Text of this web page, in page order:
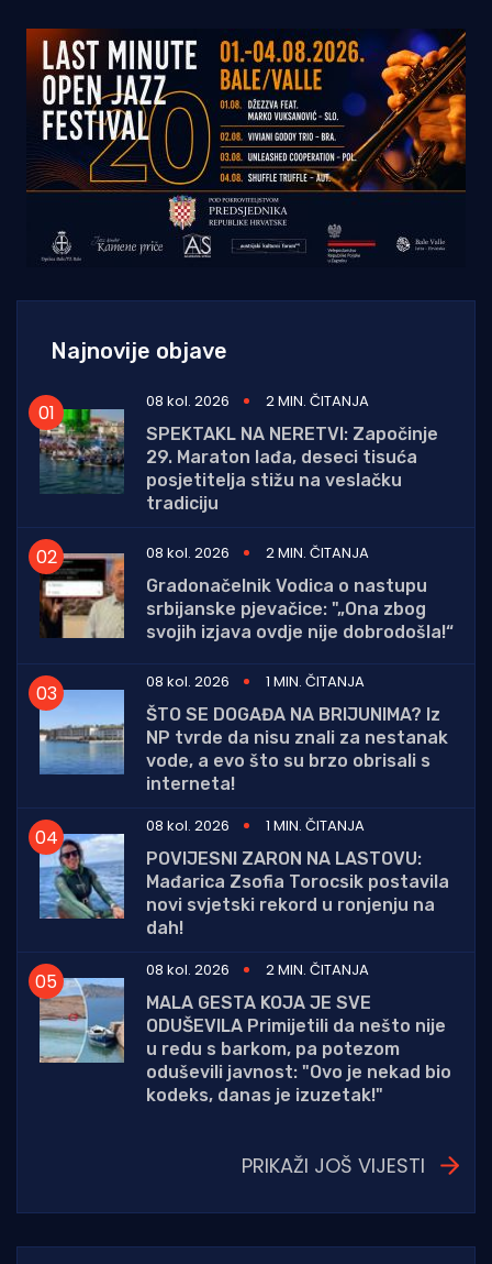
Najnovije objave
08 kol. 2026
2 MIN. ČITANJA
SPEKTAKL NA NERETVI: Započinje
29. Maraton lađa, deseci tisuća
posjetitelja stižu na veslačku
tradiciju
08 kol. 2026
2 MIN. ČITANJA
Gradonačelnik Vodica o nastupu
srbijanske pjevačice: "„Ona zbog
svojih izjava ovdje nije dobrodošla!“
08 kol. 2026
1 MIN. ČITANJA
ŠTO SE DOGAĐA NA BRIJUNIMA? Iz
NP tvrde da nisu znali za nestanak
vode, a evo što su brzo obrisali s
interneta!
08 kol. 2026
1 MIN. ČITANJA
POVIJESNI ZARON NA LASTOVU:
Mađarica Zsofia Torocsik postavila
novi svjetski rekord u ronjenju na
dah!
08 kol. 2026
2 MIN. ČITANJA
MALA GESTA KOJA JE SVE
ODUŠEVILA Primijetili da nešto nije
u redu s barkom, pa potezom
oduševili javnost: "Ovo je nekad bio
kodeks, danas je izuzetak!"
PRIKAŽI JOŠ VIJESTI